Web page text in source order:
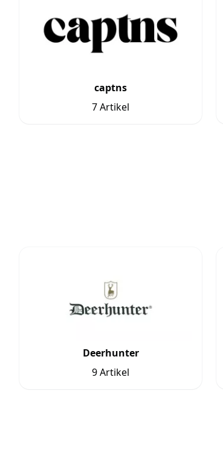
captns
7 Artikel
Deerhunter
9 Artikel